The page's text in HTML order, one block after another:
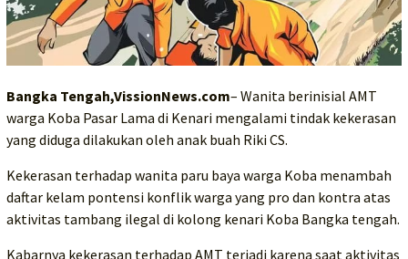
Bangka Tengah,VissionNews.com– Wanita berinisial AMT
warga Koba Pasar Lama di Kenari mengalami tindak kekerasan
yang diduga dilakukan oleh anak buah Riki CS.
Kekerasan terhadap wanita paru baya warga Koba menambah
daftar kelam pontensi konflik warga yang pro dan kontra atas
aktivitas tambang ilegal di kolong kenari Koba Bangka tengah.
Kabarnya kekerasan terhadap AMT terjadi karena saat aktivitas